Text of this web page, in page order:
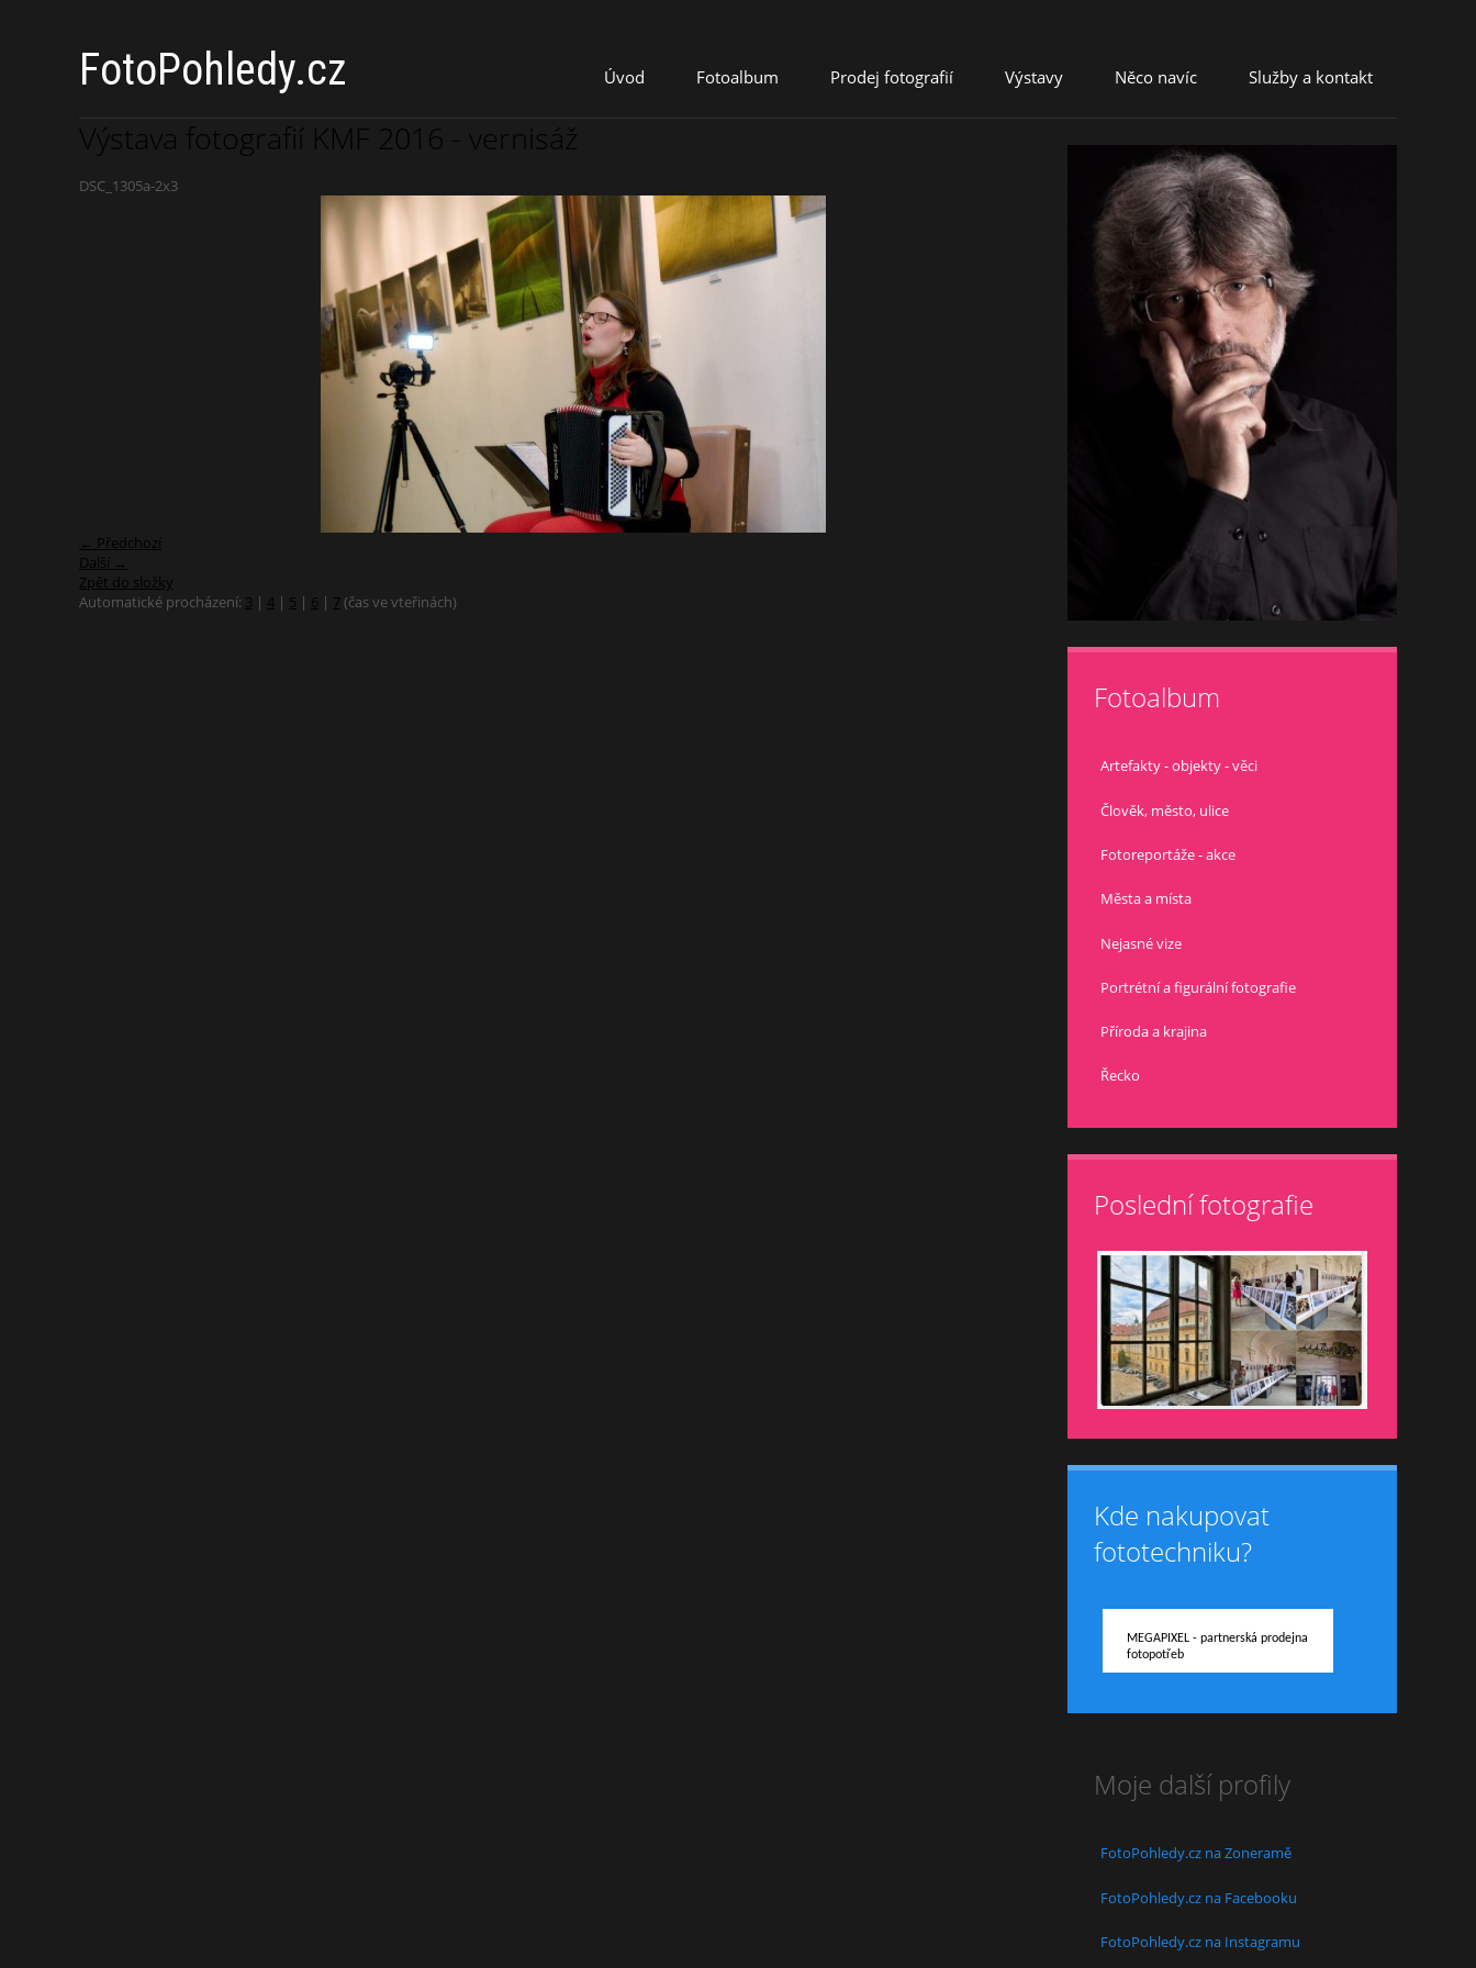
FotoPohledy.cz Úvod Fotoalbum Prodej fotografií Výstavy Něco navíc Služby a kontakt
Výstava fotografií KMF 2016 - vernisáž
DSC_1305a-2x3
← Předchozí
Další →
Zpět do složky
Automatické procházení: 3 | 4 | 5 | 6 | 7 (čas ve vteřinách)
Fotoalbum
Artefakty - objekty - věci
Člověk, město, ulice
Fotoreportáže - akce
Města a místa
Nejasné vize
Portrétní a figurální fotografie
Příroda a krajina
Řecko
Poslední fotografie
Kde nakupovat
fototechniku?
MEGAPIXEL - partnerská prodejna
fotopotřeb
Moje další profily
FotoPohledy.cz na Zoneramě
FotoPohledy.cz na Facebooku
FotoPohledy.cz na Instagramu